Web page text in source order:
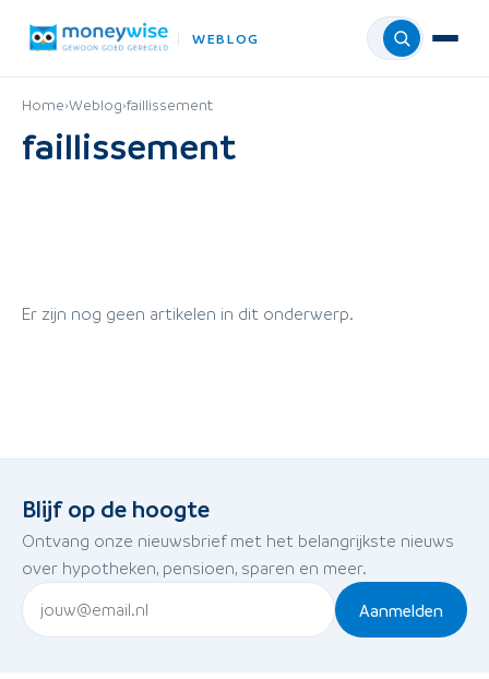
WEBLOG Menu
Home›Weblog›faillissement
faillissement
Er zijn nog geen artikelen in dit onderwerp.
Blijf op de hoogte
Ontvang onze nieuwsbrief met het belangrijkste nieuws
over hypotheken, pensioen, sparen en meer.
Aanmelden